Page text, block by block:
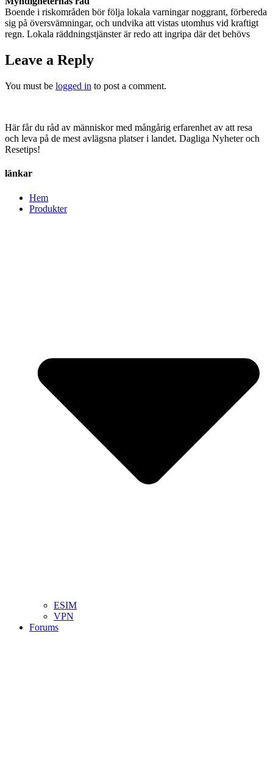
Boende i riskområden börfölja lokala varningarnoggrant, förbereda
sig på översvämningar, och undvika att vistas utomhus vid kraftigt
regn. Lokala räddningstjänsterärredo att ingripa därdet behövs
Leave a Reply
You must be logged in to post a comment.
Här får du råd av människor med mångårig erfarenhet av att resa
och leva på de mest avlägsna platser i landet. Dagliga Nyheter och
Resetips!
länkar
Hem
Produkter
ESIM
VPN
Forums